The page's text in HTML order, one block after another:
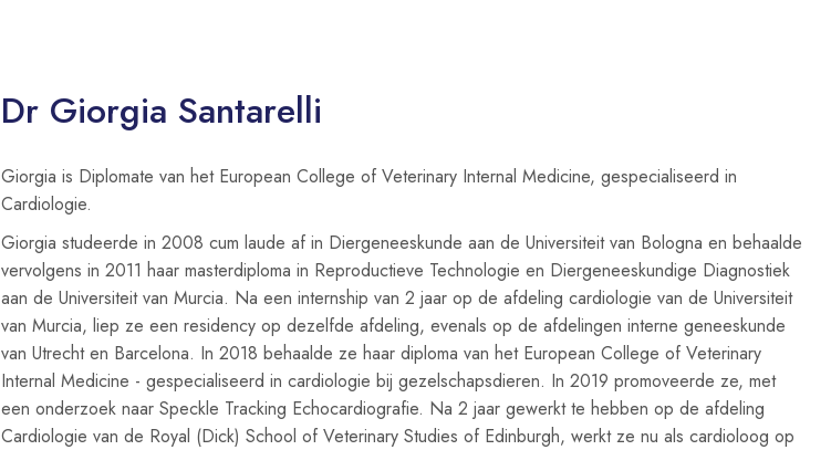
Dr Giorgia Santarelli
Giorgia is Diplomate van het European College of Veterinary Internal Medicine, gespecialiseerd in
Cardiologie.
Giorgia studeerde in 2008 cum laude af in Diergeneeskunde aan de Universiteit van Bologna en behaalde
vervolgens in 2011 haar masterdiploma in Reproductieve Technologie en Diergeneeskundige Diagnostiek
aan de Universiteit van Murcia. Na een internship van 2 jaar op de afdeling cardiologie van de Universiteit
van Murcia, liep ze een residency op dezelfde afdeling, evenals op de afdelingen interne geneeskunde
van Utrecht en Barcelona. In 2018 behaalde ze haar diploma van het European College of Veterinary
Internal Medicine - gespecialiseerd in cardiologie bij gezelschapsdieren. In 2019 promoveerde ze, met
een onderzoek naar Speckle Tracking Echocardiografie. Na 2 jaar gewerkt te hebben op de afdeling
Cardiologie van de Royal (Dick) School of Veterinary Studies of Edinburgh, werkt ze nu als cardioloog op